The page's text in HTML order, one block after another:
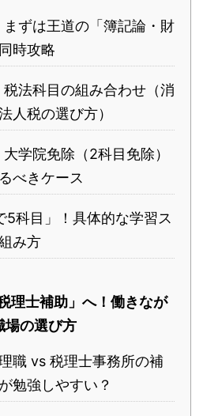
ずは王道の「簿記論・財
時攻略
法科目の組み合わせ（消
人税の選び方）
学院免除（2科目免除）
べきケース
5科目」！具体的な学習ス
み方
理士補助」へ！働きなが
場の選び方
職 vs 税理士事務所の補
勉強しやすい？